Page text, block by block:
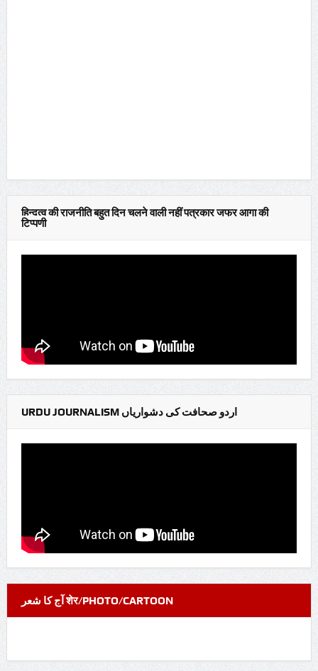
हिन्दुत्व की राजनीति बहुत दिन चलने वाली नहीं पत्रकार जफर आगा की
टिप्पणी
URDU JOURNALISM اردو صحافت کی دشواریاں
آج کا شعر शेर/PHOTO/CARTOON